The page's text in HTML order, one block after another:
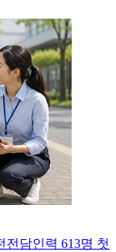
전담인력 613명 첫